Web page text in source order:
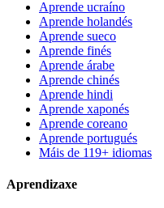
Aprende ucraíno
Aprende holandés
Aprende sueco
Aprende finés
Aprende árabe
Aprende chinés
Aprende hindi
Aprende xaponés
Aprende coreano
Aprende portugués
Máis de 119+ idiomas
Aprendizaxe